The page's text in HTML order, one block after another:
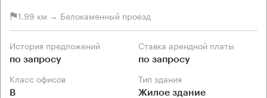
1.99 км → Белокаменный проезд
История предложений
по запросу
Ставка арендной платы
по запросу
Класс офисов
B
Тип здания
Жилое здание